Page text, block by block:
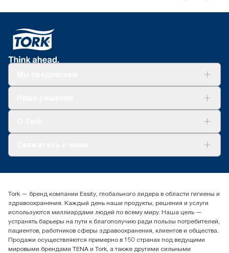
(+7) 777 779 0095
Контакты на рынках СНГ
ООО «Эссити», Представительство в Казахстане Пр.
Достык, 210, 2 блок, 3 этаж,
офис №32 050051, г.
Алматы, Казахстан
Tork — бренд компании Essity, глобального лидера в области гигиены и
здравоохранения. Каждый день наши продукты, решения и услуги
используются миллиардами людей по всему миру. Наша цель —
устранять барьеры на пути к благополучию ради пользы потребителей,
пациентов, работников сферы здравоохранения, клиентов и общества.
Продажи осуществляются примерно в 150 странах под ведущими
мировыми брендами TENA и Tork, а также другими сильными